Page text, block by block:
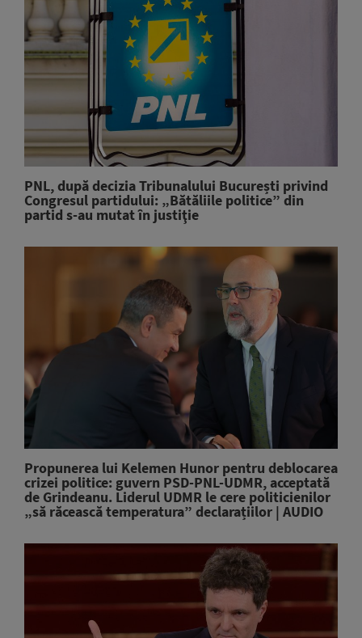
PNL, după decizia Tribunalului București privind
Congresul partidului: „Bătăliile politice” din
partid s-au mutat în justiţie
Propunerea lui Kelemen Hunor pentru deblocarea
crizei politice: guvern PSD-PNL-UDMR, acceptată
de Grindeanu. Liderul UDMR le cere politicienilor
„să răcească temperatura” declarațiilor | AUDIO